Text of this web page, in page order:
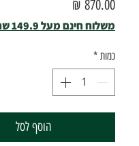
משלוח חינם מעל 149.9 שח
כמות *
הוסף לסל